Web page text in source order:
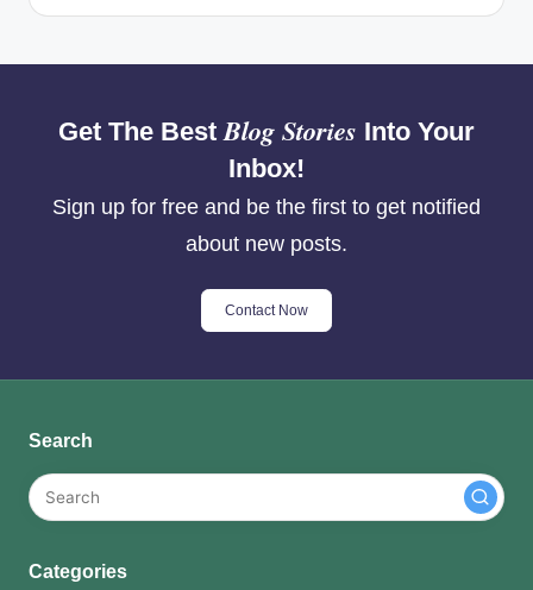
Get The BestBlog Stories Into Your
Inbox!
Sign up for free and be the first to get notified
about new posts.
Contact Now
Search
Categories